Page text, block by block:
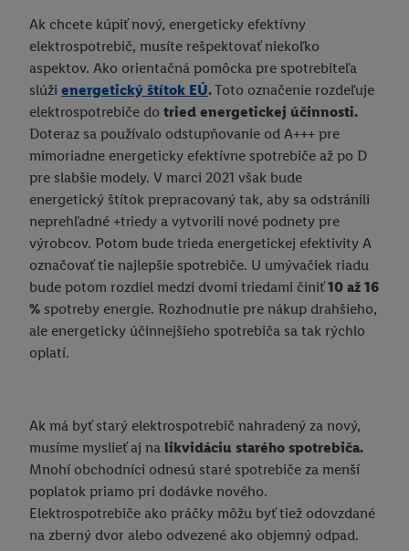
Ak chcete kúpiť nový, energeticky efektívny
elektrospotrebič, musíte rešpektovať niekoľko
aspektov. Ako orientačná pomôcka pre spotrebiteľa
slúži energetický štítok EÚ.Toto označenie rozdeľuje
elektrospotrebiče do tried energetickej účinnosti.
Doteraz sa používalo odstupňovanie od A+++ pre
mimoriadne energeticky efektívne spotrebiče až po D
pre slabšie modely. V marci 2021 však bude
energetický štítok prepracovaný tak, aby sa odstránili
neprehľadné +triedy a vytvorili nové podnety pre
výrobcov. Potom bude trieda energetickej efektivity A
označovať tie najlepšie spotrebiče. U umývačiek riadu
bude potom rozdiel medzi dvomi triedami činiť10 až 16
% spotreby energie. Rozhodnutie pre nákup drahšieho,
ale energeticky účinnejšieho spotrebiča sa tak rýchlo
oplatí.
Ak má byť starý elektrospotrebič nahradený za nový,
musíme myslieť aj na likvidáciu starého spotrebiča.
Mnohí obchodníci odnesú staré spotrebiče za menší
poplatok priamo pri dodávke nového.
Elektrospotrebiče ako práčky môžu byť tiež odovzdané
na zberný dvor alebo odvezené ako objemný odpad.